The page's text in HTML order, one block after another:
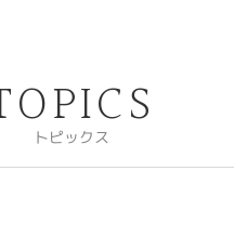
トピックス